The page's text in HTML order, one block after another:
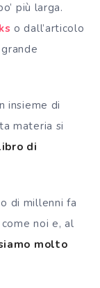
più larga.
o dall’articolo
insieme di
materia si
di
di millenni fa
noi e, al
molto